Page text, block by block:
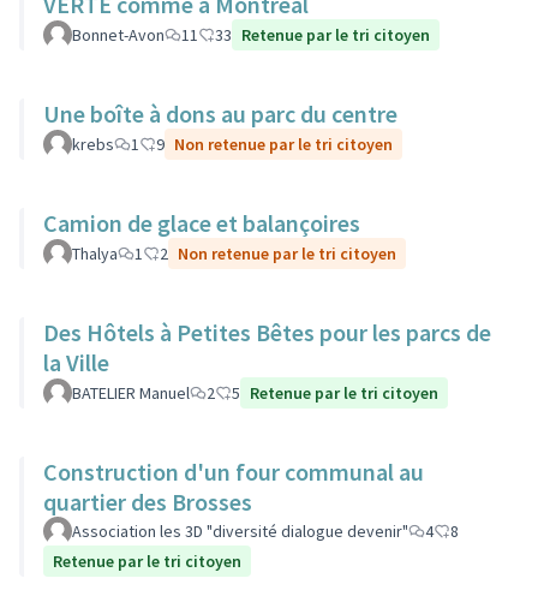
Bonnet-Avon 11 33 Retenue par le tri citoyen
Une boîte à dons au parc du centre
krebs 1 9 Non retenue par le tri citoyen
Camion de glace et balançoires
Thalya 1 2 Non retenue par le tri citoyen
Des Hôtels à Petites Bêtes pour les parcs de
la Ville
BATELIER Manuel 2 5 Retenue par le tri citoyen
Construction d'un four communal au
quartier des Brosses
Association les 3D "diversité dialogue devenir" 4
8
Retenue par le tri citoyen